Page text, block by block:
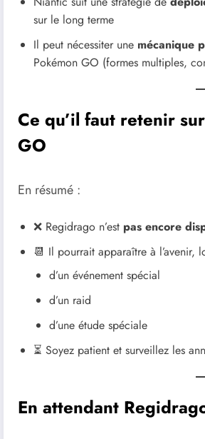
sur le long terme
Il peut nécessiter une mécanique
Pokémon GO (formes multiples,
Ce qu’il faut retenir
GO
En résumé :
❌ Regidrago n’est pas encore
📆 Il pourrait apparaître à l’avenir,
d’un événement spécial
d’un raid
d’une étude spéciale
⏳ Soyez patient et surveillez les
En attendant